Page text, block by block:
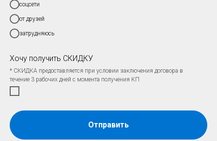
соцсети
от друзей
затрудняюсь
Хочу получить СКИДКУ
* СКИДКА предоставляется при условии заключения договора в
течение 3 рабочих дней с момента получения КП
Отправить